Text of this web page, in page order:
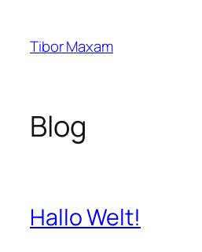
springen
Tibor Maxam
Blog
Hallo Welt!